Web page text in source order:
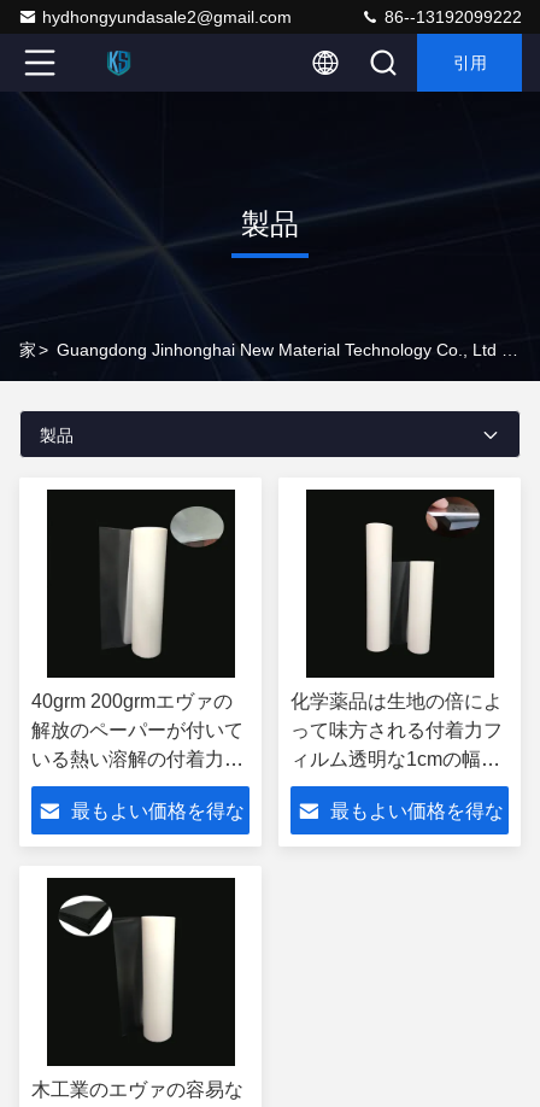
hydhongyundasale2@gmail.com 86--13192099222
引用
製品
家>
製品
40grm 200grmエヴァの
解放のペーパーが付いて
いる熱い溶解の付着力フ
ィルムのアルミ ホイル
テープ最もよい価格を得な
化学薬品は生地の倍によ
って味方される付着力フ
ィルム透明な1cmの幅
0.03mmの厚さをつける
最もよい価格を得な
木工業のエヴァの容易な